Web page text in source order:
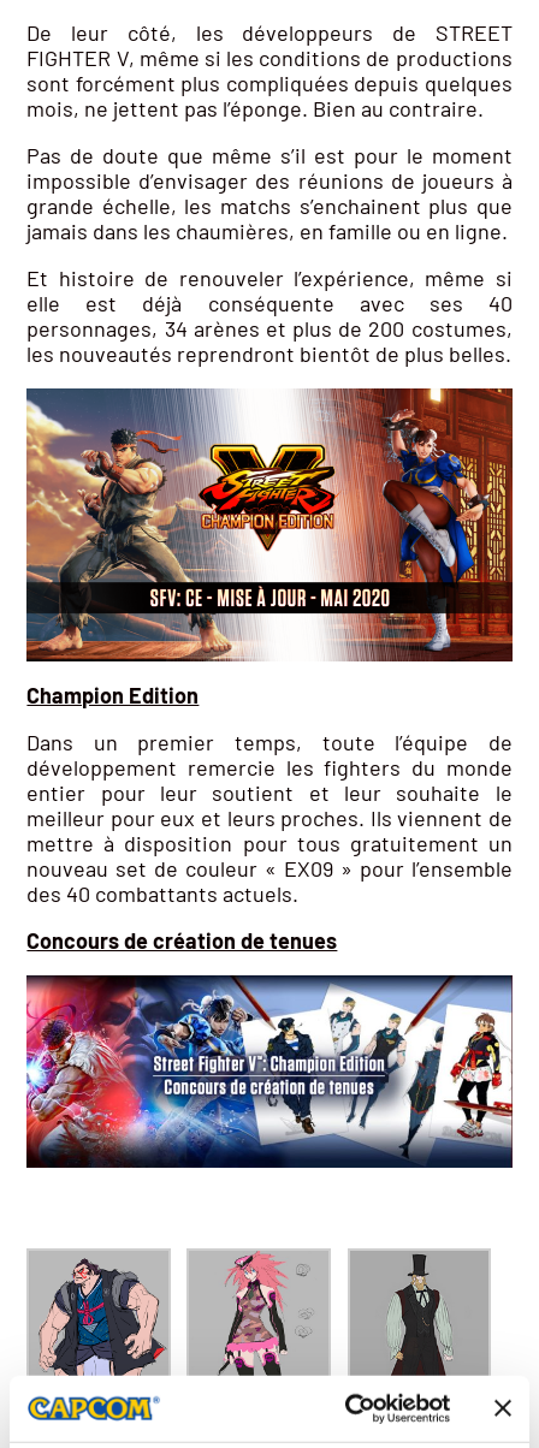
De leur côté, les développeurs de STREET
FIGHTER V, même si les conditions de productions
sont forcément plus compliquées depuis quelques
mois, ne jettent pas l’éponge. Bien au contraire.
Pas de doute que même s’il est pour le moment
impossible d’envisager des réunions de joueurs à
grande échelle, les matchs s’enchainent plus que
jamais dans les chaumières, en famille ou en ligne.
Et histoire de renouveler l’expérience, même si
elle est déjà conséquente avec ses 40
personnages, 34 arènes et plus de 200 costumes,
les nouveautés reprendront bientôt de plus belles.
Champion Edition
Dans un premier temps, toute l’équipe de
développement remercie les fighters du monde
entier pour leur soutient et leur souhaite le
meilleur pour eux et leurs proches. Ils viennent de
mettre à disposition pour tous gratuitement un
nouveau set de couleur « EX09 » pour l’ensemble
des 40 combattants actuels.
Concours de création de tenues